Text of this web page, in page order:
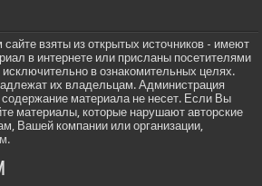
взяты из открытых источников - имеют
в интернете или присланы посетителями
в ознакомительных целях.
их владельцам. Администрация
содержание материала не несет. Если Вы
материалы, которые нарушают авторские
Вашей компании или организации,